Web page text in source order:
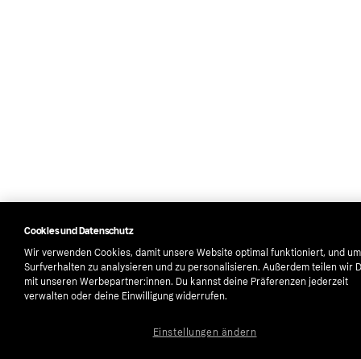
Cookies und Datenschutz
Wir verwenden Cookies, damit unsere Website optimal funktioniert, und
Surfverhalten zu analysieren und zu personalisieren. Außerdem teilen wir
mit unseren Werbepartner:innen. Du kannst deine Präferenzen jederzeit
verwalten oder deine Einwilligung widerrufen.
Einstellungen ändern